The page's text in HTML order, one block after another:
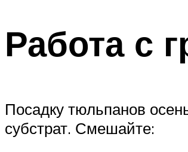
Работа с
Посадку тюльпанов
субстрат. Смешайте: